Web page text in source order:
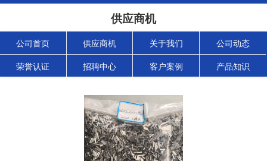
供应商机
公司首页 供应商机 关于我们 公司动态
荣誉认证 招聘中心 客户案例 产品知识